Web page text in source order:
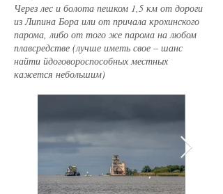
Через лес и болота пешком 1,5 км от дороги
из Липина Бора или от причала крохинского
парома, либо от того же парома на любом
плавсредстве (лучше иметь свое – шанс
найти йдоговороспособных местных
кажется небольшим)